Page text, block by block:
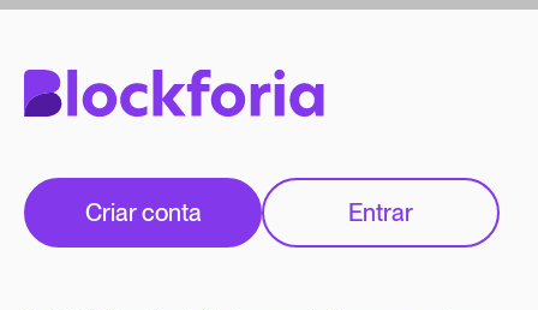
Criar conta Entrar